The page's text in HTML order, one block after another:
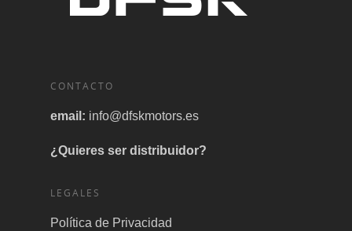
CONTACTO
email: info@dfskmotors.es
¿Quieres ser distribuidor?
LEGALES
Política de Privacidad